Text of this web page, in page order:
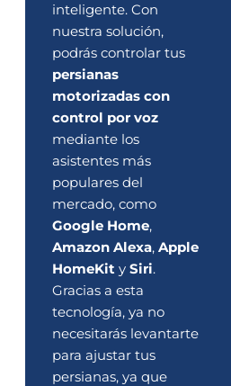
inteligente. Con
nuestra solución,
podrás controlar tus
persianas
motorizadas con
control por voz
mediante los
asistentes más
populares del
mercado, como
Google Home,
Amazon Alexa, Apple
HomeKity Siri.
Gracias a esta
tecnología, ya no
necesitarás levantarte
para ajustar tus
persianas, ya que